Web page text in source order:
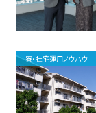
寮・社宅運用ノウハウ